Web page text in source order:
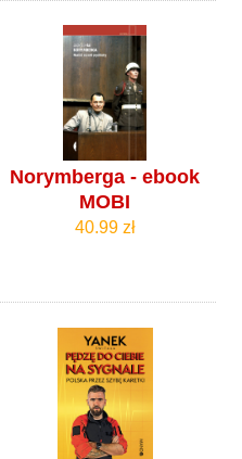
Norymberga - ebook
MOBI
40.99 zł